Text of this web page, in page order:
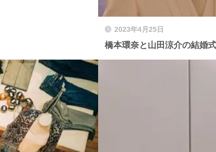
2023年4月25日
橋本環奈と山田涼介の結婚